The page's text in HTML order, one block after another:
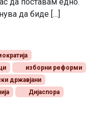
да биде […]
изборни реформи
државјани
Дијаспора